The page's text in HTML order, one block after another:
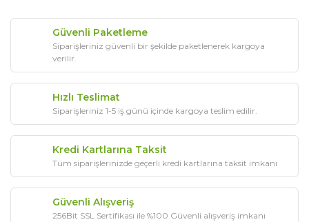
Güvenli Paketleme
Siparişleriniz güvenli bir şekilde paketlenerek kargoya
verilir.
Hızlı Teslimat
Siparişleriniz 1-5 iş günü içinde kargoya teslim edilir.
Kredi Kartlarına Taksit
Tüm siparişlerinizde geçerli kredi kartlarına taksit imkanı
Güvenli Alışveriş
256Bit SSL Sertifikası ile %100 Güvenli alışveriş imkanı